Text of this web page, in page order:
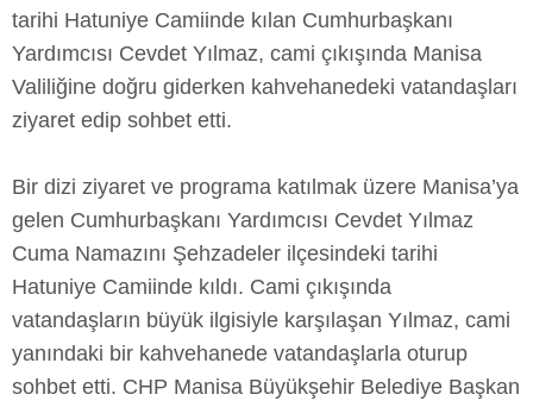
tarihi Hatuniye Camiinde kılan Cumhurbaşkanı
Yardımcısı Cevdet Yılmaz, cami çıkışında Manisa
Valiliğine doğru giderken kahvehanedeki vatandaşları
ziyaret edip sohbet etti.
Bir dizi ziyaret ve programa katılmak üzere Manisa’ya
gelen Cumhurbaşkanı Yardımcısı Cevdet Yılmaz
Cuma Namazını Şehzadeler ilçesindeki tarihi
Hatuniye Camiinde kıldı. Cami çıkışında
vatandaşların büyük ilgisiyle karşılaşan Yılmaz, cami
yanındaki bir kahvehanede vatandaşlarla oturup
sohbet etti. CHP Manisa Büyükşehir Belediye Başkan